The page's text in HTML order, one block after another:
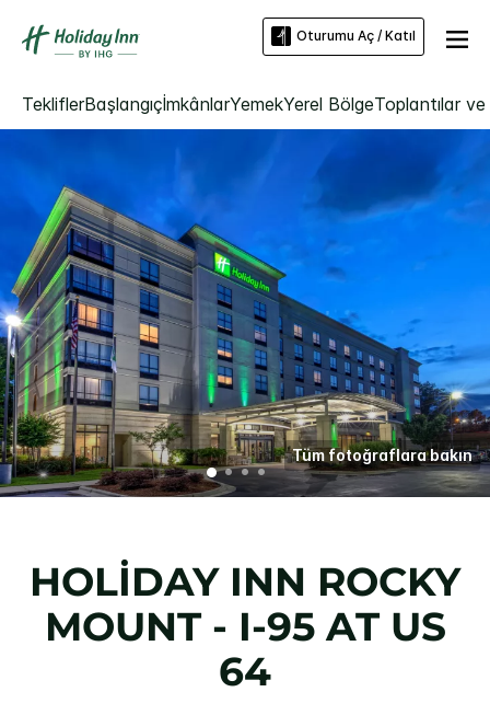
Oturumu Aç / Katıl
TekliflerBaşlangıçİmkânlarYemekYerel BölgeToplantılar
Tüm fotoğraflara bakın
HOLIDAY INN ROCKY
MOUNT - I-95 AT US
64